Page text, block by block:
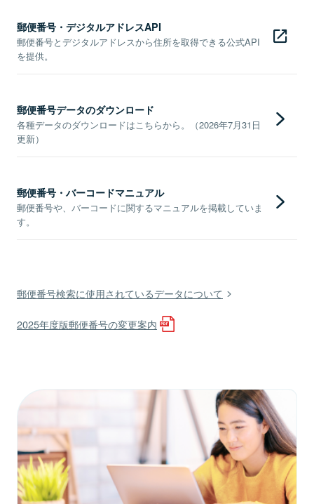
郵便番号・デジタルアドレスAPI
郵便番号とデジタルアドレスから住所を取得できる公式API
を提供。
郵便番号データのダウンロード
各種データのダウンロードはこちらから。（2026年7月31日
更新）
郵便番号・バーコードマニュアル
郵便番号や、バーコードに関するマニュアルを掲載していま
す。
郵便番号検索に使用されているデータについて
2025年度版郵便番号の変更案内